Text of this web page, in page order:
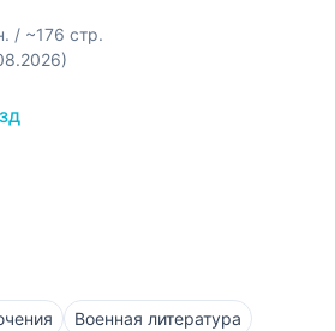
/ ~176 стр.
Военная литература